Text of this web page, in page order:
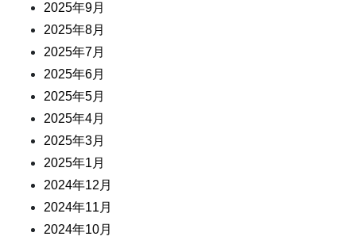
2025年9月
2025年8月
2025年7月
2025年6月
2025年5月
2025年4月
2025年3月
2025年1月
2024年12月
2024年11月
2024年10月